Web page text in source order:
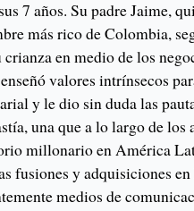
7 años. Su padre Jaime,
más rico de Colombia,
en medio de los
valores intrínsecos
y le dio sin duda las
una que a lo largo de los
millonario en América
fusiones y adquisiciones
medios de